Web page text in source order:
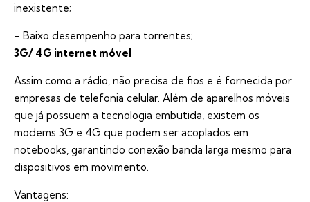
inexistente;
– Baixo desempenho para torrentes;
3G/ 4G internet móvel
Assim como a rádio, não precisa de fios e é fornecida por
empresas de telefonia celular. Além de aparelhos móveis
que já possuem a tecnologia embutida, existem os
modems 3G e 4G que podem ser acoplados em
notebooks, garantindo conexão banda larga mesmo para
dispositivos em movimento.
Vantagens: